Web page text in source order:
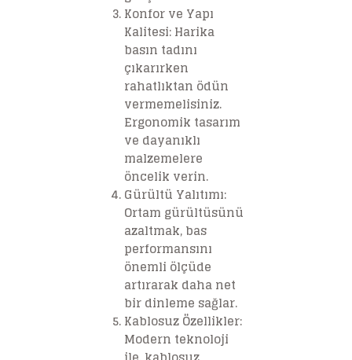
Konfor ve Yapı
Kalitesi: Harika
basın tadını
çıkarırken
rahatlıktan ödün
vermemelisiniz.
Ergonomik tasarım
ve dayanıklı
malzemelere
öncelik verin.
Gürültü Yalıtımı:
Ortam gürültüsünü
azaltmak, bas
performansını
önemli ölçüde
artırarak daha net
bir dinleme sağlar.
Kablosuz Özellikler:
Modern teknoloji